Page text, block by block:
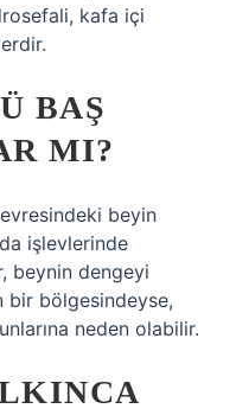
kafa içi
BAŞ
MI?
beyin
işlevlerinde
beynin dengeyi
bir bölgesindeyse,
neden olabilir.